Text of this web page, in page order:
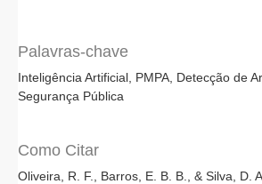
Como Citar
Oliveira, R. F., Barros, E. B. B., & Silva, D.
Palavras-chave
Inteligência Artificial PMPA Detecção de
Segurança Pública